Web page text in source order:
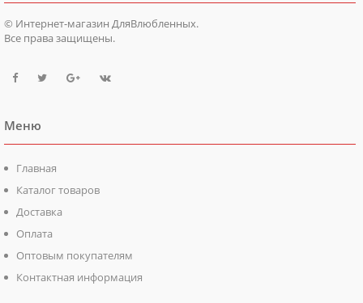
© Интернет-магазин ДляВлюбленных.
Все права защищены.
Меню
Главная
Каталог товаров
Доставка
Оплата
Оптовым покупателям
Контактная информация